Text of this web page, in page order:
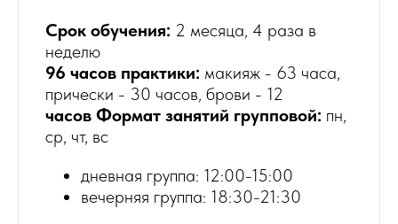
Срок обучения: 2 месяца, 4 раза в
неделю
96 часов практики: макияж - 63 часа,
прически - 30 часов, брови - 12
часов Формат занятий групповой: пн,
ср, чт, вс
дневная группа: 12:00-15:00
вечерняя группа: 18:30-21:30